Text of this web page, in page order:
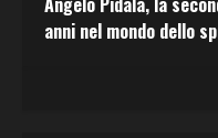
anni nel mondo dello